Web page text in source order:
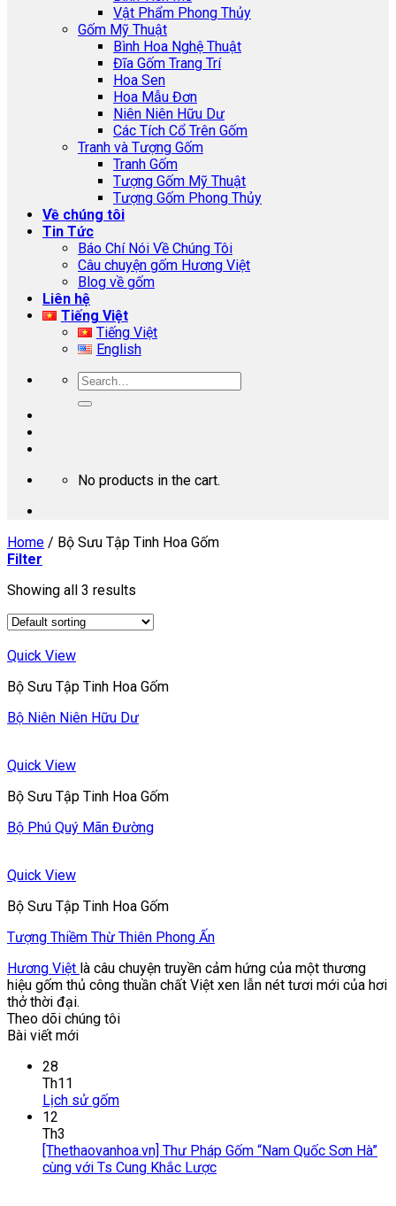
Vật Phẩm Phong Thủy
Gốm Mỹ Thuật
Bình Hoa Nghệ Thuật
Đĩa Gốm Trang Trí
Hoa Sen
Hoa Mẫu Đơn
Niên Niên Hữu Dư
Các Tích Cổ Trên Gốm
Tranh và Tượng Gốm
Tranh Gốm
Tượng Gốm Mỹ Thuật
Tượng Gốm Phong Thủy
Về chúng tôi
Tin Tức
Báo Chí Nói Về Chúng Tôi
Câu chuyện gốm Hương Việt
Blog về gốm
Liên hệ
Tiếng Việt
Tiếng Việt
English
Search
for:
No products in the cart.
Home / Bộ Sưu Tập Tinh Hoa Gốm
Filter
Showing all 3 results
Quick View
Bộ Sưu Tập Tinh Hoa Gốm
Bộ Niên Niên Hữu Dư
Quick View
Bộ Sưu Tập Tinh Hoa Gốm
Bộ Phú Quý Mãn Đường
Quick View
Bộ Sưu Tập Tinh Hoa Gốm
Tượng Thiềm Thừ Thiên Phong Ấn
Hương Việt là câu chuyện truyền cảm hứng của một thương
hiệu gốm thủ công thuần chất Việt xen lẫn nét tươi mới của hơi
thở thời đại.
Theo dõi chúng tôi
Bài viết mới
28
Th11
Lịch sử gốm
12
Th3
[Thethaovanhoa.vn] Thư Pháp Gốm “Nam Quốc Sơn Hà”
cùng với Ts Cung Khắc Lược